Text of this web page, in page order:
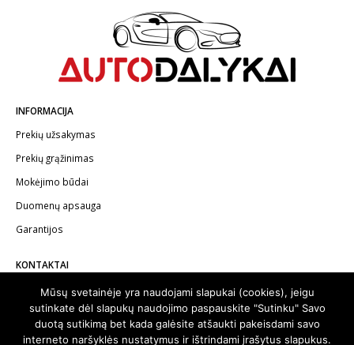
INFORMACIJA
Prekių užsakymas
Prekių grąžinimas
Mokėjimo būdai
Duomenų apsauga
Garantijos
KONTAKTAI
Telefonas:+370 602 62622
El.paštas: info@autodalykai.lt
Mūsų svetainėje yra naudojami slapukai (cookies), jeigu
sutinkate dėl slapukų naudojimo paspauskite "Sutinku" Savo
duotą sutikimą bet kada galėsite atšaukti pakeisdami savo
interneto naršyklės nustatymus ir ištrindami įrašytus slapukus.